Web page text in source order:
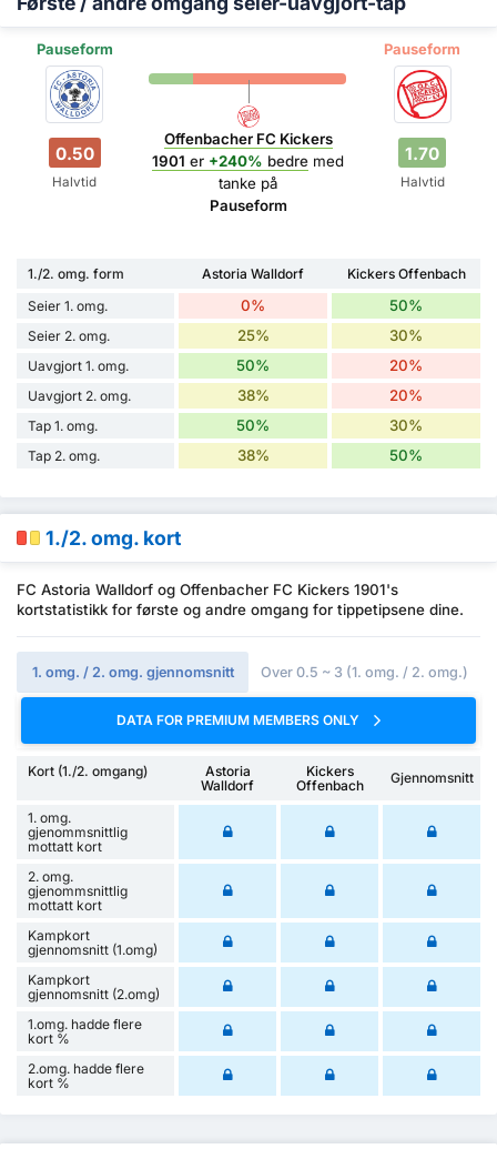
Pauseform Pauseform
0.50
Halvtid
Offenbacher FC Kickers
1901 er +240% bedre med
tanke på
Pauseform
1.70
Halvtid
1./2. omg. form Astoria Walldorf
Kickers Offenbach
Seier 1. omg.
0% 50%
Seier 2. omg. 25% 30%
Uavgjort 1. omg. 50% 20%
Uavgjort 2. omg. 38% 20%
Tap 1. omg. 50% 30%
Tap 2. omg. 38% 50%
1./2. omg. kort
FC Astoria Walldorf og Offenbacher FC Kickers 1901's
kortstatistikk for første og andre omgang for tippetipsene dine.
1. omg. / 2. omg. gjennomsnitt Over 0.5 ~ 3 (1. omg. / 2. omg.)
DATA FOR PREMIUM MEMBERS ONLY
Kort (1./2. omgang)
Astoria
Walldorf
Kickers
Offenbach
Gjennomsnitt
1. omg.
gjenommsnittlig
mottatt kort
2. omg.
gjenommsnittlig
mottatt kort
Kampkort
gjennomsnitt (1.omg)
Kampkort
gjennomsnitt (2.omg)
1.omg. hadde flere
kort %
2.omg. hadde flere
kort %